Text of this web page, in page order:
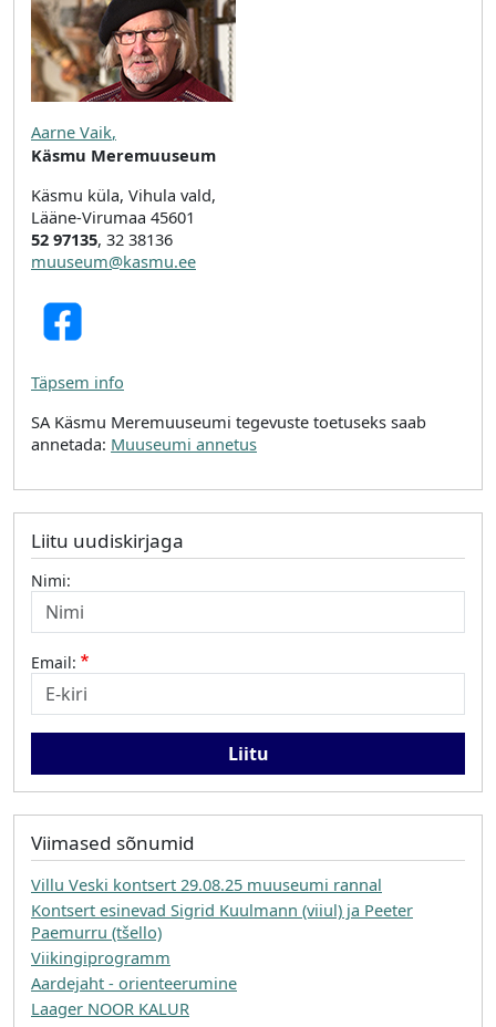
Aarne Vaik,
Käsmu Meremuuseum
Käsmu küla, Vihula vald,
Lääne-Virumaa 45601
52 97135, 32 38136
muuseum@kasmu.ee
Täpsem info
SA Käsmu Meremuuseumi tegevuste toetuseks saab
annetada: Muuseumi annetus
Liitu uudiskirjaga
Nimi:
Email:
Viimased sõnumid
Villu Veski kontsert 29.08.25 muuseumi rannal
Kontsert esinevad Sigrid Kuulmann (viiul) ja Peeter
Paemurru (tšello)
Viikingiprogramm
Aardejaht - orienteerumine
Laager NOOR KALUR